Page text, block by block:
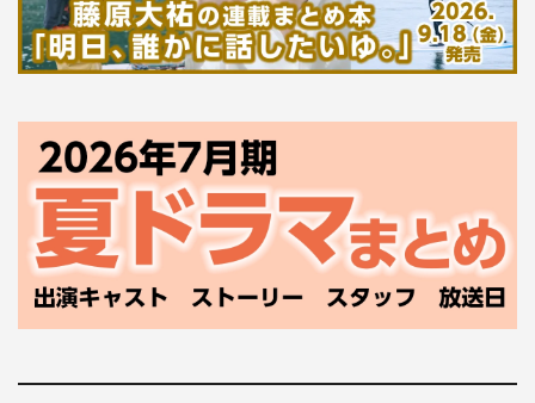
価格￥4,500＋税
通常盤（CD Only 32Pブックレット）
＜CD収録曲＞※全形態共通
01. INTRO-ONE-
02. LIFE
03. Perfect
04. Sabaoflower
05. BOW!!
07. Rest of my life